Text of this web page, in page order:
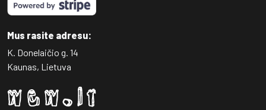
Mus rasite adresu:
K. Donelaičio g. 14
Kaunas, Lietuva